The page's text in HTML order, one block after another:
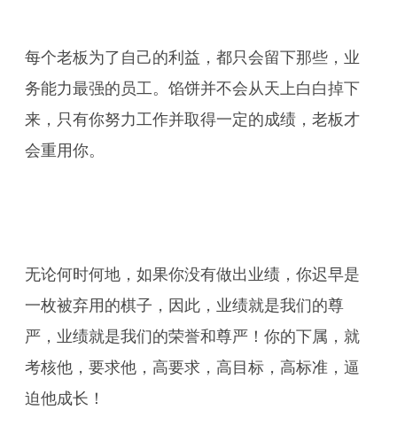
每个老板为了自己的利益，都只会留下那些，业
务能力最强的员工。馅饼并不会从天上白白掉下
来，只有你努力工作并取得一定的成绩，老板才
会重用你。
无论何时何地，如果你没有做出业绩，你迟早是
一枚被弃用的棋子，因此，业绩就是我们的尊
严，业绩就是我们的荣誉和尊严！你的下属，就
考核他，要求他，高要求，高目标，高标准，逼
迫他成长！